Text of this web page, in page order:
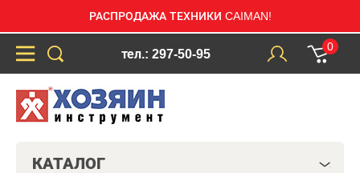
РАСПРОДАЖА ТЕХНИКИ CAIMAN!
тел.: 297-50-95
0
КАТАЛОГ